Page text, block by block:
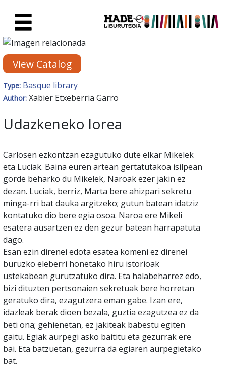
New Books Card - Liburutegia
View Catalog
Type: Basque library
Author: Xabier Etxeberria Garro
Udazkeneko lorea
Carlosen ezkontzan ezagutuko dute elkar Mikelek
eta Luciak. Baina euren artean gertatutakoa isilpean
gorde beharko du Mikelek, Naroak ezer jakin ez
dezan. Luciak, berriz, Marta bere ahizpari sekretu
minga-rri bat dauka argitzeko; gutun batean idatziz
kontatuko dio bere egia osoa. Naroa ere Mikeli
esatera ausartzen ez den gezur batean harrapatuta
dago.
Esan ezin direnei edota esatea komeni ez direnei
buruzko eleberri honetako hiru istorioak
ustekabean gurutzatuko dira. Eta halabeharrez edo,
bizi dituzten pertsonaien sekretuak bere horretan
geratuko dira, ezagutzera eman gabe. Izan ere,
idazleak berak dioen bezala, guztia ezagutzea ez da
beti ona; gehienetan, ez jakiteak babestu egiten
gaitu. Egiak aurpegi asko baititu eta gezurrak ere
bai. Eta batzuetan, gezurra da egiaren aurpegietako
bat.